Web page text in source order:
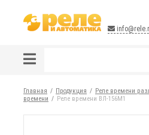
Главная Продукция Реле времени
времени
Реле времени ВЛ-156М1